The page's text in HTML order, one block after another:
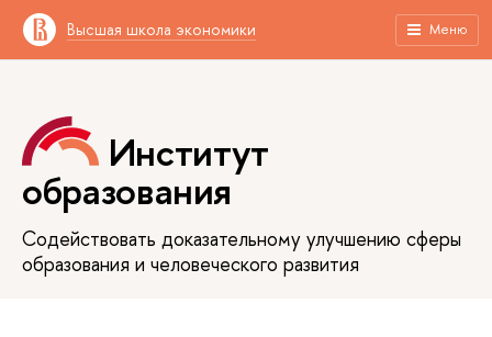
Высшая школа экономики Меню
Институт
образования
Содействовать доказательному улучшению сферы
образования и человеческого развития